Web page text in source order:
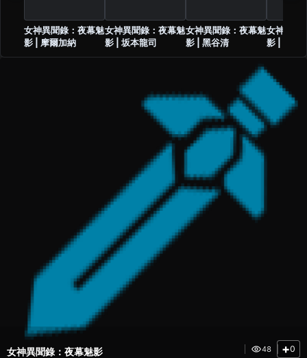
女神異聞錄：夜幕魅
影 | 摩爾加納
女神異聞錄：夜幕魅
影 | 坂本龍司
女神異聞錄：夜幕魅
影 | 黑谷清
女神異聞
影 | 高卷
女神異聞錄：夜幕魅影 48 +0